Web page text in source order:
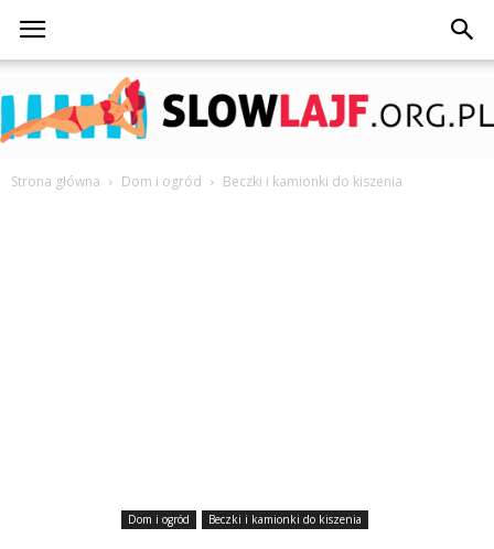
SlowLajf.org.pl
Strona główna Dom i ogród Beczki i kamionki do kiszenia
Dom i ogród Beczki i kamionki do kiszenia